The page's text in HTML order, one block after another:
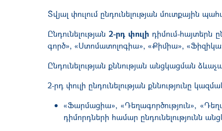
Տվյալ փուլում ընդունելության մուտքային
Ընդունելության 2-րդ փուլի դիմում-հայտերն
գործ», «Ստոմատոլոգիա», «Քիմիա»,
Ընդունելության քննության անցկացման
2-րդ փուլի ընդունելության քննությունը
«Ֆարմացիա», «Դեղագործություն»,
դիմորդների համար ընդունելությունն